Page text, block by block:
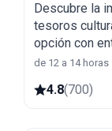
Descubre la
tesoros
opción con
de 12 a 14
4.8(700)